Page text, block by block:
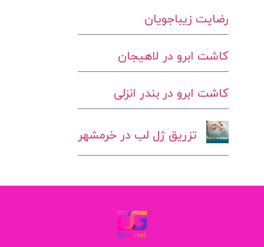
رضایت زیباجویان
کاشت ابرو در لاهیجان
کاشت ابرو در بندر انزلی
تزریق ژل لب در خرمشهر